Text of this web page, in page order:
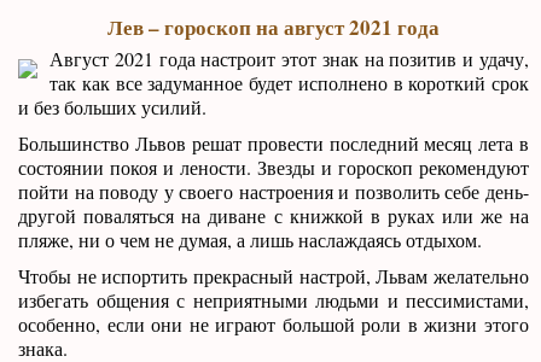
Лев – гороскоп на август 2021 года
Август 2021 года настроит этот знак на позитив и удачу,
так как все задуманное будет исполнено в короткий срок
и без больших усилий.
Большинство Львов решат провести последний месяц лета в
состоянии покоя и лености. Звезды и гороскоп рекомендуют
пойти на поводу у своего настроения и позволить себе день-
другой поваляться на диване с книжкой в руках или же на
пляже, ни о чем не думая, а лишь наслаждаясь отдыхом.
Чтобы не испортить прекрасный настрой, Львам желательно
избегать общения с неприятными людьми и пессимистами,
особенно, если они не играют большой роли в жизни этого
знака.